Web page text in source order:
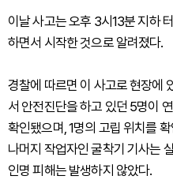
이날 사고는 오후 3시13분 지하
하면서 시작한 것으로 알려졌다.
경찰에 따르면 이 사고로 현장에
서 안전진단을 하고 있던 5명이
확인됐으며, 1명의 고립 위치를
나머지 작업자인 굴착기 기사는
인명 피해는 발생하지 않았다.